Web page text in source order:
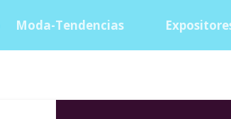
Moda-Tendencias